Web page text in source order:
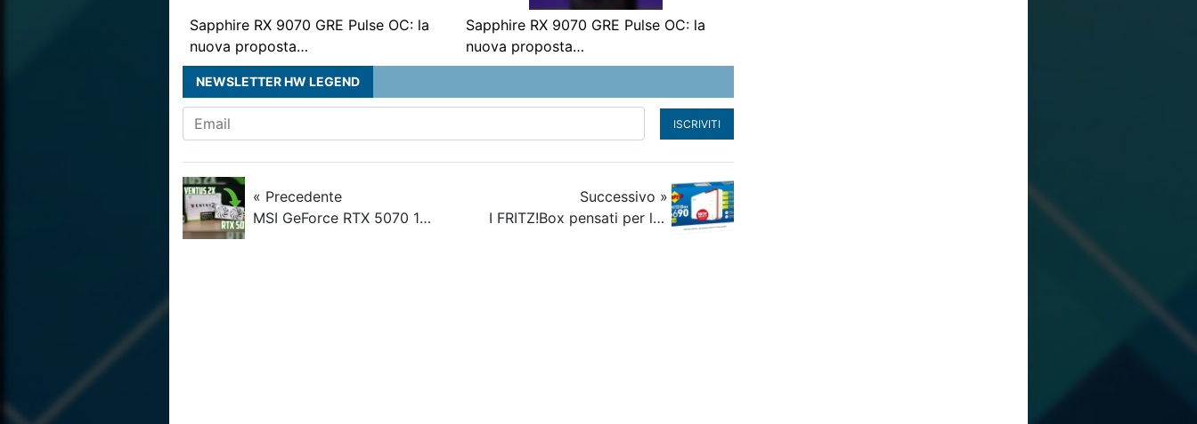
Sapphire RX 9070 GRE Pulse OC: la
nuova proposta…
Sapphire RX 9070 GRE Pulse OC: la
nuova proposta…
NEWSLETTER HW LEGEND
ISCRIVITI
« Precedente
MSI GeForce RTX 5070 12G VENTUS 2X OC WHITE: La recensione “da Gaming” – 5 mesi dopo la sua uscita!
Successivo »
I FRITZ!Box pensati per la fibra: Connessione diretta e ultra-velocità